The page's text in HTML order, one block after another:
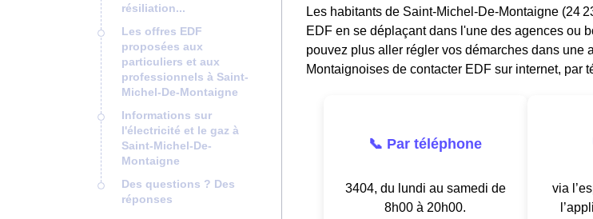
résiliation...
Les offres EDF
proposées aux
particuliers et aux
professionnels à Saint-
Michel-De-Montaigne
Informations sur
l'électricité et le gaz à
Saint-Michel-De-
Montaigne
Des questions ? Des
réponses
Les habitants de Saint-Michel-De-Montaigne (24
EDF en se déplaçant dans l'une des agences ou
pouvez plus aller régler vos démarches dans une
Montaignoises de contacter EDF sur internet, par
📞 Par téléphone
3404, du lundi au samedi de
8h00 à 20h00.
via